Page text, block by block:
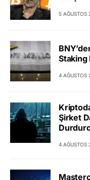
5 AĞUSTOS
Staking
4 AĞUSTOS
Şirket
4 AĞUSTOS